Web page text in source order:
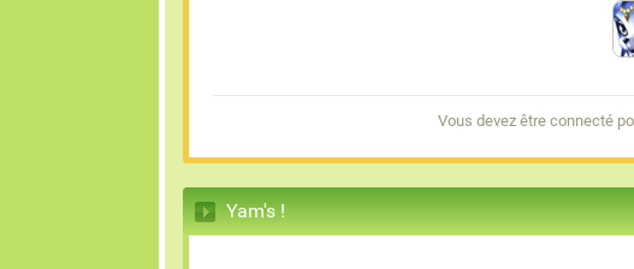
Vous devez être connecté
Yam's !